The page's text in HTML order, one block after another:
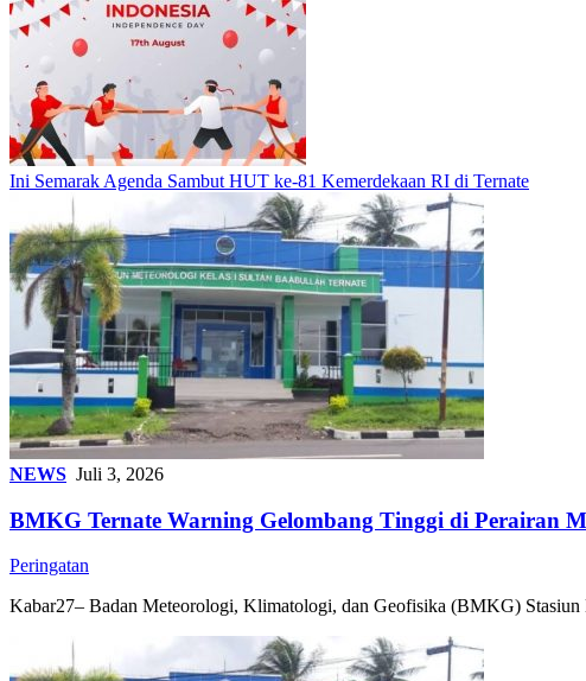
Ini Semarak Agenda Sambut HUT ke-81 Kemerdekaan RI di Ternate
NEWS Juli 3, 2026
BMKG Ternate Warning Gelombang Tinggi di Perairan
Peringatan
Kabar27– Badan Meteorologi, Klimatologi, dan Geofisika (BMKG)